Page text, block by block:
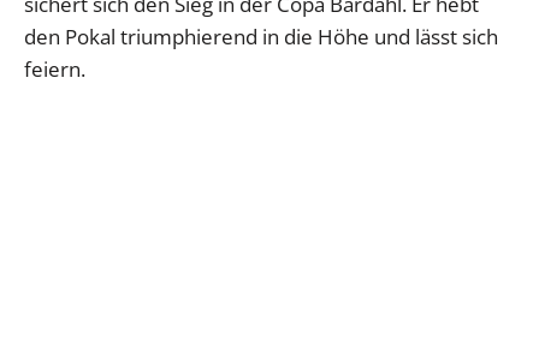
den Pokal triumphierend in die Höhe und lässt sich
feiern.